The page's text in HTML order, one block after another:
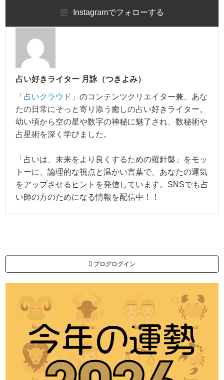
Instagramでフォローする
占い好きライター 月詠（つきよみ）
「 占いクラウド 」のコンテンツクリエイター兼、あな
たの日常にそっと寄り添う癒しの占い好きライター。
幼い頃から空の星や数字の神秘に魅了され、数秘術や
占星術を深く学びました。
「占いは、未来をより良くするための羅針盤」をモッ
トーに、論理的な視点と温かい言葉で、あなたの運気
をアップさせるヒントを発信しています。SNSでも占
い師の方のためになる情報を配信中！！
ブログログイン